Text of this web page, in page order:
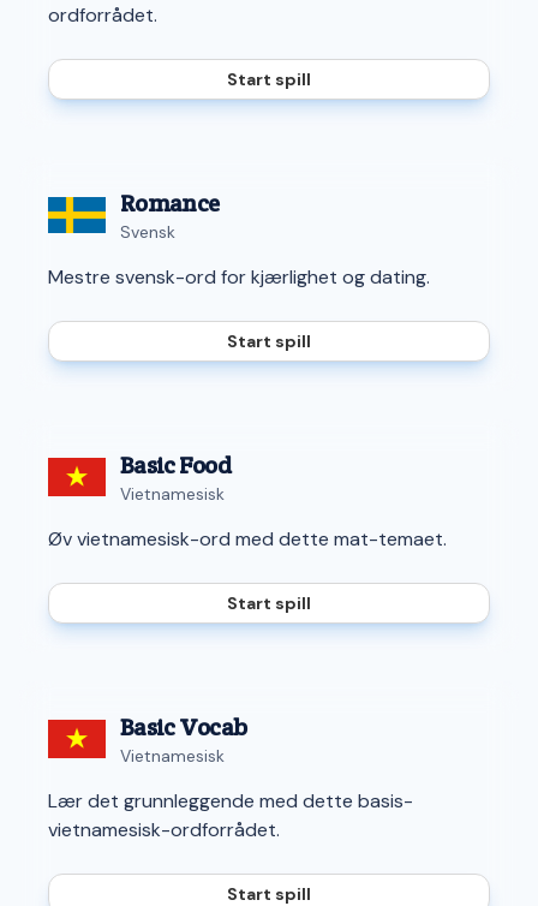
ordforrådet.
Start spill
Romance
Svensk
Mestre svensk-ord for kjærlighet og dating.
Start spill
Basic Food
Vietnamesisk
Øv vietnamesisk-ord med dette mat-temaet.
Start spill
Basic Vocab
Vietnamesisk
Lær det grunnleggende med dette basis-
vietnamesisk-ordforrådet.
Start spill